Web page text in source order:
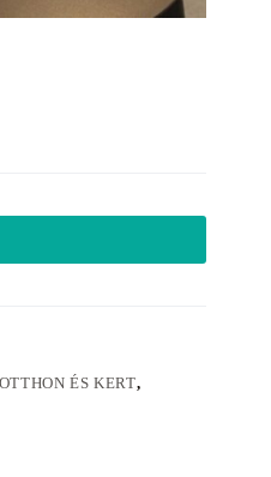
OTTHON ÉS KERT,